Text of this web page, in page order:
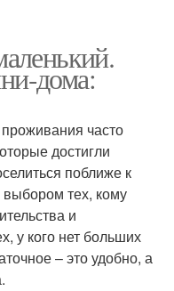
дома:
часто
достигли
поближе к
тех, кому
и
у кого нет больших
– это удобно, а